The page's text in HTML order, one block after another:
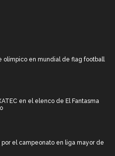
olímpico en mundial de flag football
en el elenco de El Fantasma
por el campeonato en liga mayor de